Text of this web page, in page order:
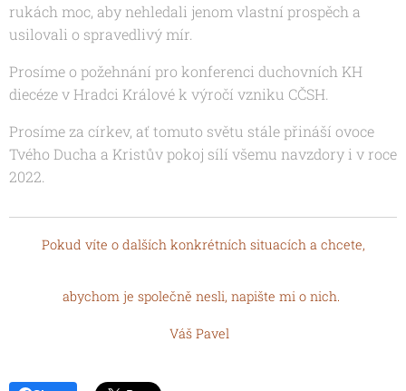
rukách moc, aby nehledali jenom vlastní prospěch a
usilovali o spravedlivý mír.
Prosíme o požehnání pro konferenci duchovních KH
diecéze v Hradci Králové k výročí vzniku CČSH.
Prosíme za církev, ať tomuto světu stále přináší ovoce
Tvého Ducha a Kristův pokoj sílí všemu navzdory i v roce
2022.
Pokud víte o dalších konkrétních situacích a chcete,
abychom je společně nesli, napište mi o nich.
Váš Pavel